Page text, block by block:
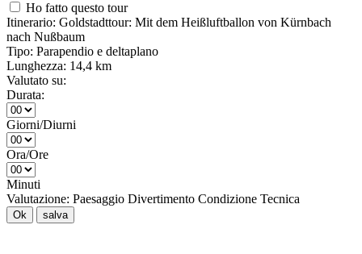
Ho fatto questo tour
Itinerario: Goldstadttour: Mit dem Heißluftballon von Kürnbach
nach Nußbaum
Tipo: Parapendio e deltaplano
Lunghezza: 14,4 km
Valutato su:
Durata:
Giorni/Diurni
Ora/Ore
Minuti
Valutazione: Paesaggio Divertimento Condizione Tecnica
Ok salva